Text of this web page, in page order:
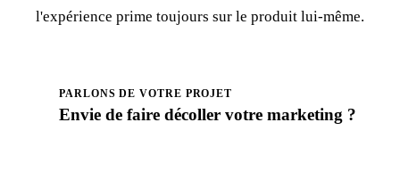
l'expérience prime toujours sur le produit lui-même.
PARLONS DE VOTRE PROJET
Envie de faire décoller votre marketing ?